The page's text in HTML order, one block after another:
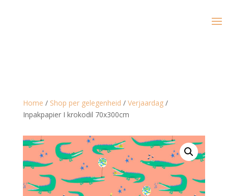
Home / Shop per gelegenheid / Verjaardag/
Inpakpapier I krokodil 70x300cm